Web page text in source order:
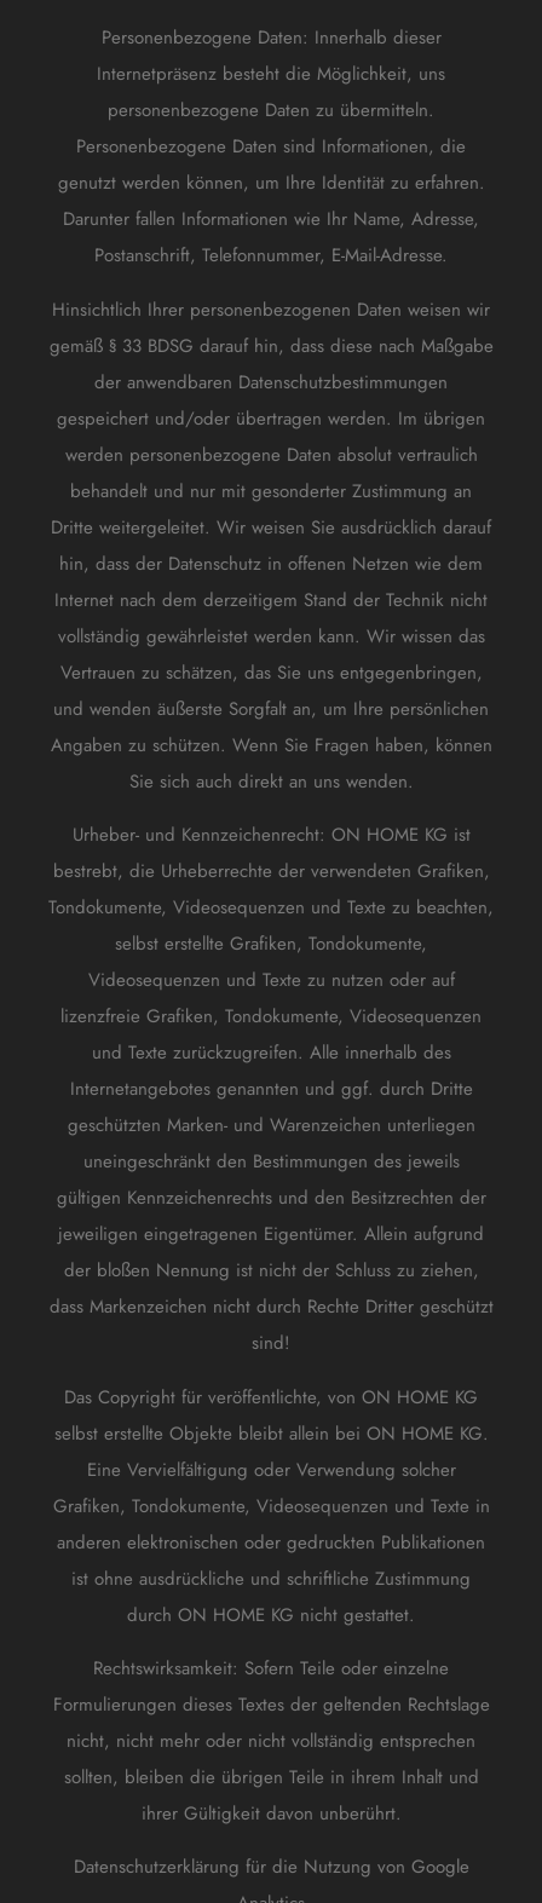
Personenbezogene Daten: Innerhalb dieser
Internetpräsenz besteht die Möglichkeit, uns
personenbezogene Daten zu übermitteln.
Personenbezogene Daten sind Informationen, die
genutzt werden können, um Ihre Identität zu erfahren.
Darunter fallen Informationen wie Ihr Name, Adresse,
Postanschrift, Telefonnummer, E-Mail-Adresse.
Hinsichtlich Ihrer personenbezogenen Daten weisen wir
gemäß § 33 BDSG darauf hin, dass diese nach Maßgabe
der anwendbaren Datenschutzbestimmungen
gespeichert und/oder übertragen werden. Im übrigen
werden personenbezogene Daten absolut vertraulich
behandelt und nur mit gesonderter Zustimmung an
Dritte weitergeleitet. Wir weisen Sie ausdrücklich darauf
hin, dass der Datenschutz in offenen Netzen wie dem
Internet nach dem derzeitigem Stand der Technik nicht
vollständig gewährleistet werden kann. Wir wissen das
Vertrauen zu schätzen, das Sie uns entgegenbringen,
und wenden äußerste Sorgfalt an, um Ihre persönlichen
Angaben zu schützen. Wenn Sie Fragen haben, können
Sie sich auch direkt an uns wenden.
Urheber- und Kennzeichenrecht: ON HOME KG ist
bestrebt, die Urheberrechte der verwendeten Grafiken,
Tondokumente, Videosequenzen und Texte zu beachten,
selbst erstellte Grafiken, Tondokumente,
Videosequenzen und Texte zu nutzen oder auf
lizenzfreie Grafiken, Tondokumente, Videosequenzen
und Texte zurückzugreifen. Alle innerhalb des
Internetangebotes genannten und ggf. durch Dritte
geschützten Marken- und Warenzeichen unterliegen
uneingeschränkt den Bestimmungen des jeweils
gültigen Kennzeichenrechts und den Besitzrechten der
jeweiligen eingetragenen Eigentümer. Allein aufgrund
der bloßen Nennung ist nicht der Schluss zu ziehen,
dass Markenzeichen nicht durch Rechte Dritter geschützt
sind!
Das Copyright für veröffentlichte, von ON HOME KG
selbst erstellte Objekte bleibt allein bei ON HOME KG.
Eine Vervielfältigung oder Verwendung solcher
Grafiken, Tondokumente, Videosequenzen und Texte in
anderen elektronischen oder gedruckten Publikationen
ist ohne ausdrückliche und schriftliche Zustimmung
durch ON HOME KG nicht gestattet.
Rechtswirksamkeit: Sofern Teile oder einzelne
Formulierungen dieses Textes der geltenden Rechtslage
nicht, nicht mehr oder nicht vollständig entsprechen
sollten, bleiben die übrigen Teile in ihrem Inhalt und
ihrer Gültigkeit davon unberührt.
Datenschutzerklärung für die Nutzung von Google